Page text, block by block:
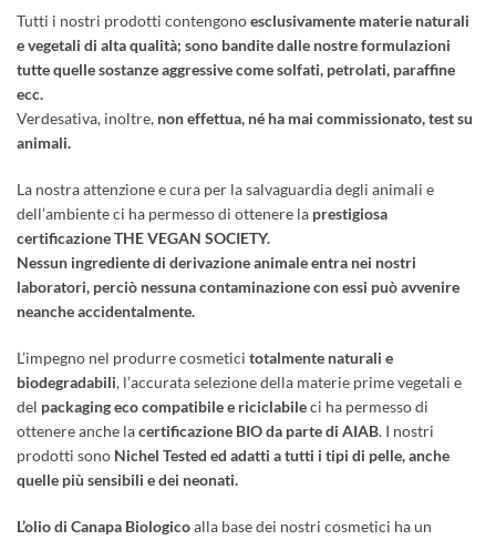
Tutti i nostri prodotti contengonoesclusivamente materie naturali
e vegetali di alta qualità; sono bandite dalle nostre formulazioni
tutte quelle sostanze aggressive come solfati, petrolati, paraffine
ecc.
Verdesativa, inoltre, non effettua, né ha mai commissionato, test su
animali.
La nostra attenzione e cura per la salvaguardia degli animali e
dell’ambiente ci ha permesso di ottenere la prestigiosa
certificazione THE VEGAN SOCIETY.
Nessun ingrediente di derivazione animale entra nei nostri
laboratori, perciò nessuna contaminazione con essi può avvenire
neanche accidentalmente.
L’impegno nel produrre cosmetici totalmente naturali e
biodegradabili, l’accurata selezione della materie prime vegetali e
del packaging eco compatibile e riciclabileci ha permesso di
ottenere anche lacertificazione BIO da parte di AIAB. I nostri
prodotti sono Nichel Tested ed adatti a tutti i tipi di pelle, anche
quelle più sensibili e dei neonati.
L’olio di Canapa Biologicoalla base dei nostri cosmetici ha un